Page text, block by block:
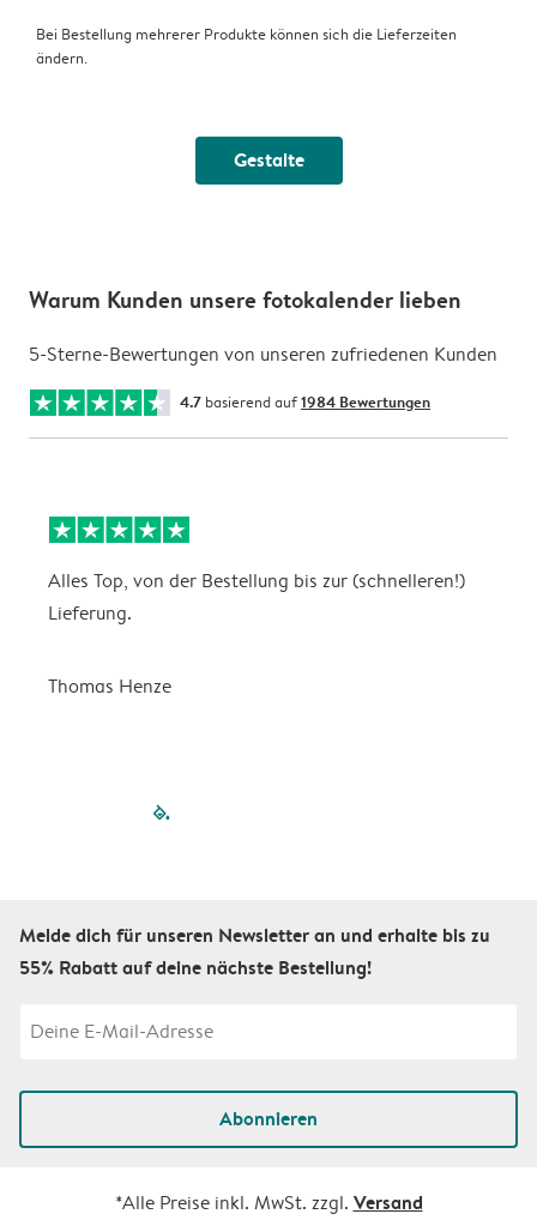
Bei Bestellung mehrerer Produkte können sich die Lieferzeiten
ändern.
Gestalte
Warum Kunden unsere fotokalender lieben
5-Sterne-Bewertungen von unseren zufriedenen Kunden
4.7 basierend auf1984 Bewertungen
Alles Top, von der Bestellung bis zur (schnelleren!)
Lieferung.
Thomas Henze
filled-pagination
Melde dich für unseren Newsletter an und erhalte bis zu
55% Rabatt auf deine nächste Bestellung!
Abonnieren
*Alle Preise inkl. MwSt. zzgl. Versand